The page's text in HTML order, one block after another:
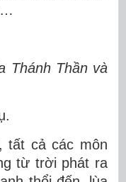
Thánh Thần và
tất cả các môn
từ trời phát ra